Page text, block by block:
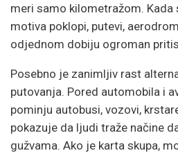
meri samo kilometražom. Kada
motiva poklopi, putevi,
odjednom dobiju ogroman
Posebno je zanimljiv rast
putovanja. Pored automobila i
pominju autobusi, vozovi,
pokazuje da ljudi traže načine
gužvama. Ako je karta skupa,